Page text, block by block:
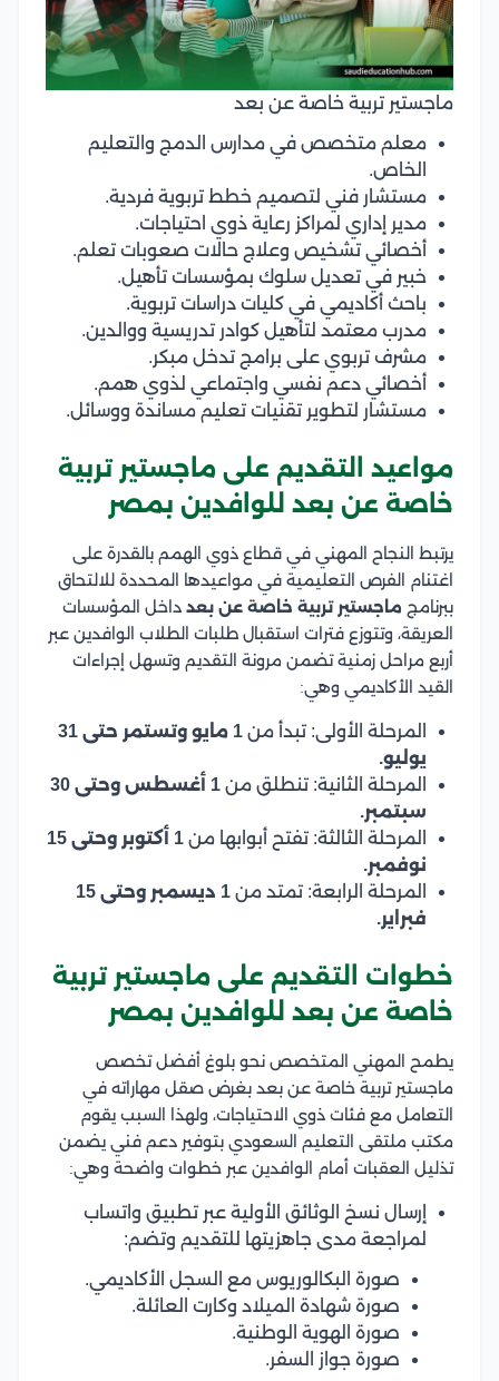
ماجستير تربية خاصة عن بعد
معلم متخصص في مدارس الدمج والتعليم
الخاص.
مستشار فني لتصميم خطط تربوية فردية.
مدير إداري لمراكز رعاية ذوي احتياجات.
أخصائي تشخيص وعلاج حالات صعوبات تعلم.
خبير في تعديل سلوك بمؤسسات تأهيل.
باحث أكاديمي في كليات دراسات تربوية.
مدرب معتمد لتأهيل كوادر تدريسية ووالدين.
مشرف تربوي على برامج تدخل مبكر.
أخصائي دعم نفسي واجتماعي لذوي همم.
مستشار لتطوير تقنيات تعليم مساندة ووسائل.
مواعيد التقديم على ماجستير تربية
خاصة عن بعد للوافدين بمصر
يرتبط النجاح المهني في قطاع ذوي الهمم بالقدرة على
اغتنام الفرص التعليمية في مواعيدها المحددة للالتحاق
ببرنامج ماجستير تربية خاصة عن بعد داخل المؤسسات
العريقة، وتتوزع فترات استقبال طلبات الطلاب الوافدين عبر
أربع مراحل زمنية تضمن مرونة التقديم وتسهل إجراءات
القيد الأكاديمي وهي:
المرحلة الأولى: تبدأ من
1 مايو وتستمر حتى 31
يوليو.
المرحلة الثانية: تنطلق من
1 أغسطس وحتى 30
سبتمبر.
المرحلة الثالثة: تفتح أبوابها من
1 أكتوبر وحتى 15
نوفمبر.
المرحلة الرابعة: تمتد من
1 ديسمبر وحتى 15
فبراير.
خطوات التقديم على ماجستير تربية
خاصة عن بعد للوافدين بمصر
يطمح المهني المتخصص نحو بلوغ أفضل تخصص
ماجستير تربية خاصة عن بعد بغرض صقل مهاراته في
التعامل مع فئات ذوي الاحتياجات، ولهذا السبب يقوم
مكتب ملتقى التعليم السعودي بتوفير دعم فني يضمن
تذليل العقبات أمام الوافدين عبر خطوات واضحة وهي:
إرسال نسخ الوثائق الأولية عبر تطبيق واتساب
لمراجعة مدى جاهزيتها للتقديم وتضم:
صورة البكالوريوس مع السجل الأكاديمي.
صورة شهادة الميلاد وكارت العائلة.
صورة الهوية الوطنية.
صورة جواز السفر.